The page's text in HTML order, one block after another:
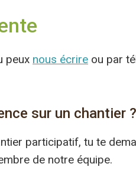
peux nous écrire ou par
sur un chantier ?
participatif, tu te
de notre équipe.